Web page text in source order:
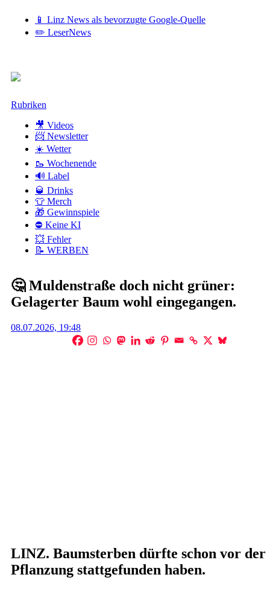
📱 Linz News als bevorzugte Google-Quelle
✏️ LeserNews
Zum
Rubriken
🎥 Videos
📨 Newsletter
☀️ Wetter
🥾 Wochenende
🔊 Label
🥃 Drinks
👕 Merch
🎁 Gewinnspiele
⛔ Keine KI
💥 Fehler
📝 WERBEN
🤔 Muldenstraße doch nicht grüner:
Gelagerter Baum wohl eingegangen.
Posted
08.07.2026, 19:48
LINZ. Baumsterben dürfte schon vor der
Pflanzung stattgefunden haben.